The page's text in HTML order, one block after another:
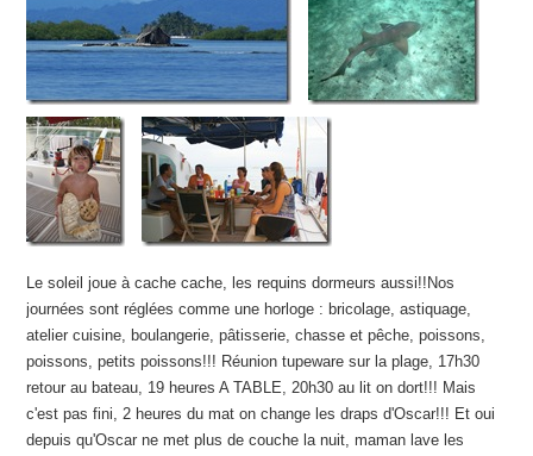
Le soleil joue à cache cache, les requins dormeurs aussi!!Nos
journées sont réglées comme une horloge : bricolage, astiquage,
atelier cuisine, boulangerie, pâtisserie, chasse et pêche, poissons,
poissons, petits poissons!!! Réunion tupeware sur la plage, 17h30
retour au bateau, 19 heures A TABLE, 20h30 au lit on dort!!! Mais
c'est pas fini, 2 heures du mat on change les draps d'Oscar!!! Et oui
depuis qu'Oscar ne met plus de couche la nuit, maman lave les